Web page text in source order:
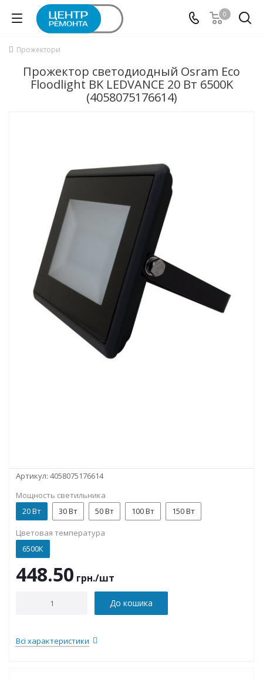
0
Прожектори
Прожектор светодиодный Osram Eco
Floodlight BK LEDVANCE 20 Вт 6500K
(4058075176614)
Артикул: 4058075176614
Мощность светильника
20 Вт
30 Вт 50 Вт 100 Вт 150 Вт
Цветовая температура
6500К
448.50 грн./шт
До кошика
Всі характеристики